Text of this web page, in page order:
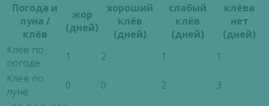
Погода и
луна /
клёв
жор
(дней)
хороший
клёв
(дней)
слабый
клёв
(дней)
клёва
нет
(дней)
Клёв по
погоде
1 2 1
1
Клёв по
луне
0 0 2
3